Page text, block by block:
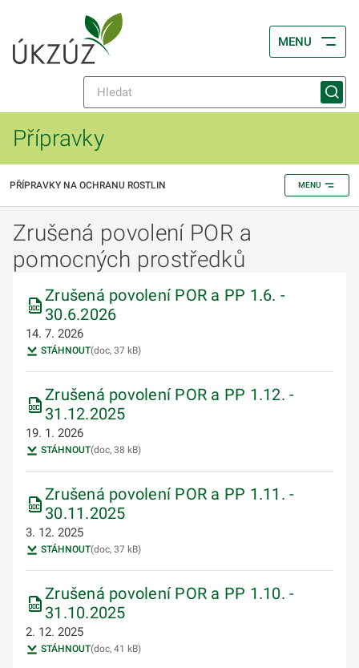
MENU
Přípravky
PŘÍPRAVKY NA OCHRANU ROSTLIN MENU
Zrušená povolení POR a
pomocných prostředků
Zrušená povolení POR a PP 1.6. -
30.6.2026
14. 7. 2026
STÁHNOUT(doc, 37 kB)
Zrušená povolení POR a PP 1.12. -
31.12.2025
19. 1. 2026
STÁHNOUT(doc, 38 kB)
Zrušená povolení POR a PP 1.11. -
30.11.2025
3. 12. 2025
STÁHNOUT(doc, 37 kB)
Zrušená povolení POR a PP 1.10. -
31.10.2025
2. 12. 2025
STÁHNOUT(doc, 41 kB)